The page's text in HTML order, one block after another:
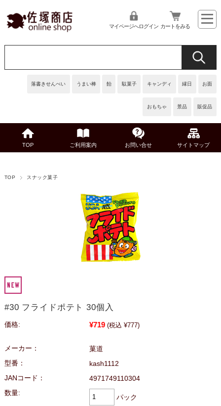
落書きせんべい うまい棒 飴 駄菓子 キャンディ 縁日 お面
おもちゃ 景品 販促品
マイページへログイン カートをみる
TOP ご利用案内 お問い合せ サイトマップ
TOP スナック菓子
#30 フライドポテト 30個入
価格: ¥719 (税込 ¥777)
メーカー：
菓道
型番：
kash1112
JANコード：
4971749110304
数量:
パック